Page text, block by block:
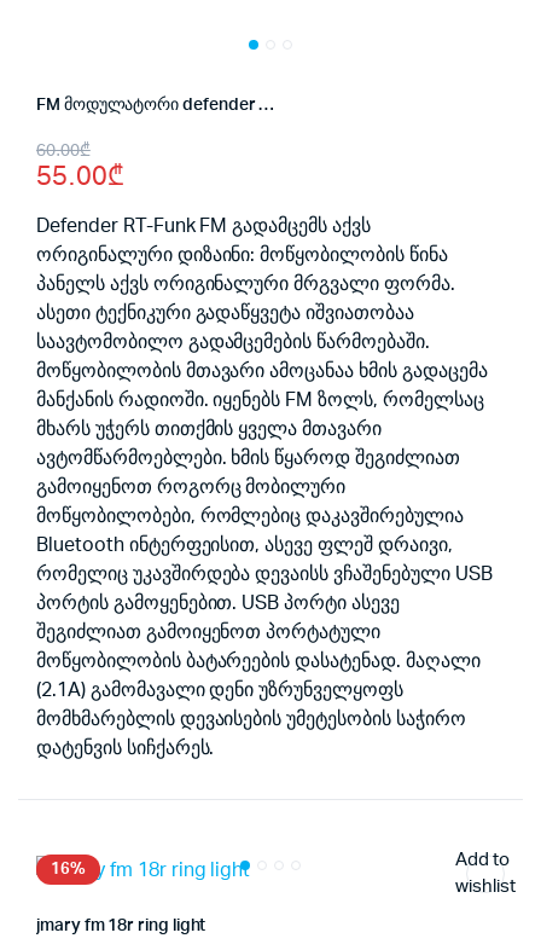
FM მოდულატორი defender RT-funk
60.00₾
Original
price
was:
60.00₾.
55.00₾
Current
price
is:
55.00₾.
Defender RT-Funk FM გადამცემს აქვს
ორიგინალური დიზაინი: მოწყობილობის წინა
პანელს აქვს ორიგინალური მრგვალი ფორმა.
ასეთი ტექნიკური გადაწყვეტა იშვიათობაა
საავტომობილო გადამცემების წარმოებაში.
მოწყობილობის მთავარი ამოცანაა ხმის გადაცემა
მანქანის რადიოში. იყენებს FM ზოლს, რომელსაც
მხარს უჭერს თითქმის ყველა მთავარი
ავტომწარმოებლები. ხმის წყაროდ შეგიძლიათ
გამოიყენოთ როგორც მობილური
მოწყობილობები, რომლებიც დაკავშირებულია
Bluetooth ინტერფეისით, ასევე ფლეშ დრაივი,
რომელიც უკავშირდება დევაისს ვჩაშენებული USB
პორტის გამოყენებით. USB პორტი ასევე
შეგიძლიათ გამოიყენოთ პორტატული
მოწყობილობის ბატარეების დასატენად. მაღალი
(2.1A) გამომავალი დენი უზრუნველყოფს
მომხმარებლის დევაისების უმეტესობის საჭირო
დატენვის სიჩქარეს.
16%
Add to
wishlist
jmary fm 18r ring light